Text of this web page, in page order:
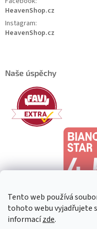
Tento web používá
tohoto webu vyjadřujete
informacízde.
HeavenShop.cz
Instagram:
HeavenShop.cz
Naše úspěchy